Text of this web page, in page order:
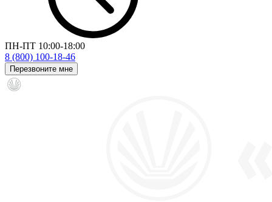
ПН-ПТ 10:00-18:00
8 (800) 100-18-46
Перезвоните мне